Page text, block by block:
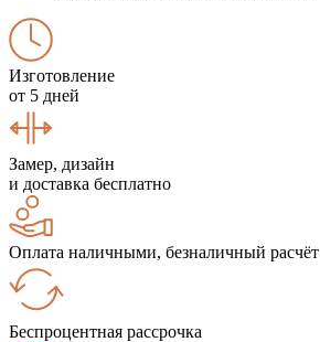
Изготовление
от 5 дней
Замер, дизайн
и доставка бесплатно
Оплата наличными, безналичный расчёт
Беспроцентная рассрочка